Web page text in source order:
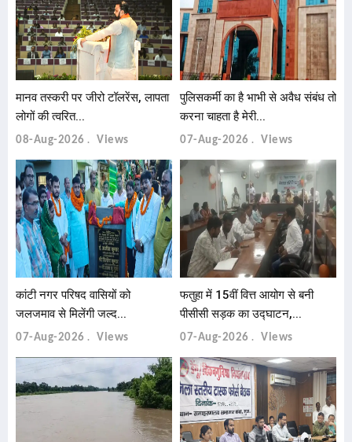
मानव तस्करी पर जीरो टॉलरेंस, लापता
लोगों की त्वरित...
08-Aug-2026 Views
पुलिसकर्मी का है भाभी से अवैध संबंध तो
करना चाहता है मेरी...
07-Aug-2026 Views
कांटी नगर परिषद वासियों को
जलजमाव से मिलेंगी जल्द...
07-Aug-2026 Views
फतुहा में 15वीं वित्त आयोग से बनी
पीसीसी सड़क का उद्घाटन,...
07-Aug-2026 Views